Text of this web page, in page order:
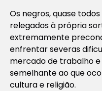
Os negros, quase
relegados à própria
extremamente
enfrentar severas
mercado de trabalho e
semelhante ao que
cultura e religião.